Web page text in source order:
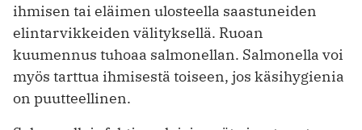
ihmisen tai eläimen ulosteella saastuneiden
elintarvikkeiden välityksellä. Ruoan
kuumennus tuhoaa salmonellan. Salmonella voi
myös tarttua ihmisestä toiseen, jos käsihygienia
on puutteellinen.